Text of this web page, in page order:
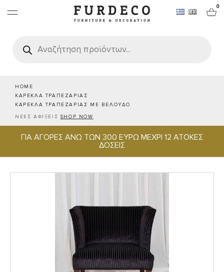
0
search
HOME
ΚΑΡΕΚΛΑ ΤΡΑΠΕΖΑΡΙΑΣ
ΚΑΡΕΚΛΑ ΤΡΑΠΕΖΑΡΙΑΣ ΜΕ ΒΕΛΟΥΔΟ
ΝΕΕΣ ΑΦΙΞΕΙΣ SHOP NOW
ΓΙΑ ΑΓΟΡΕΣ ΑΝΩ ΤΩΝ 300 ΕΥΡΩ ΜΕΧΡΙ 12 ΑΤΟΚΕΣ
ΔΟΣΕΙΣ
ΕΠΙΠΛΑ
ΧΑΛΙΑ
ΕΙΔΗ ΣΕΡΒΙΡΙΣΜΑΤΟΣ & ΦΙΛΟΞΕΝΙΑΣ